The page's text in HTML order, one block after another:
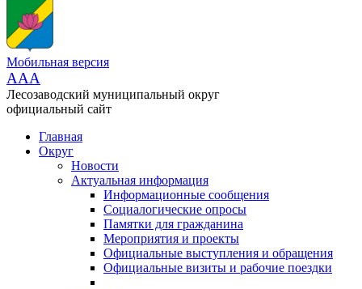
Мобильная версия
AAA
Лесозаводский муниципальный округ
официальный сайт
Главная
Округ
Новости
Актуальная информация
Информационные сообщения
Социалогические опросы
Памятки для гражданина
Мероприятия и проекты
Официальные выступления и обращения
Официальные визиты и рабочие поездки